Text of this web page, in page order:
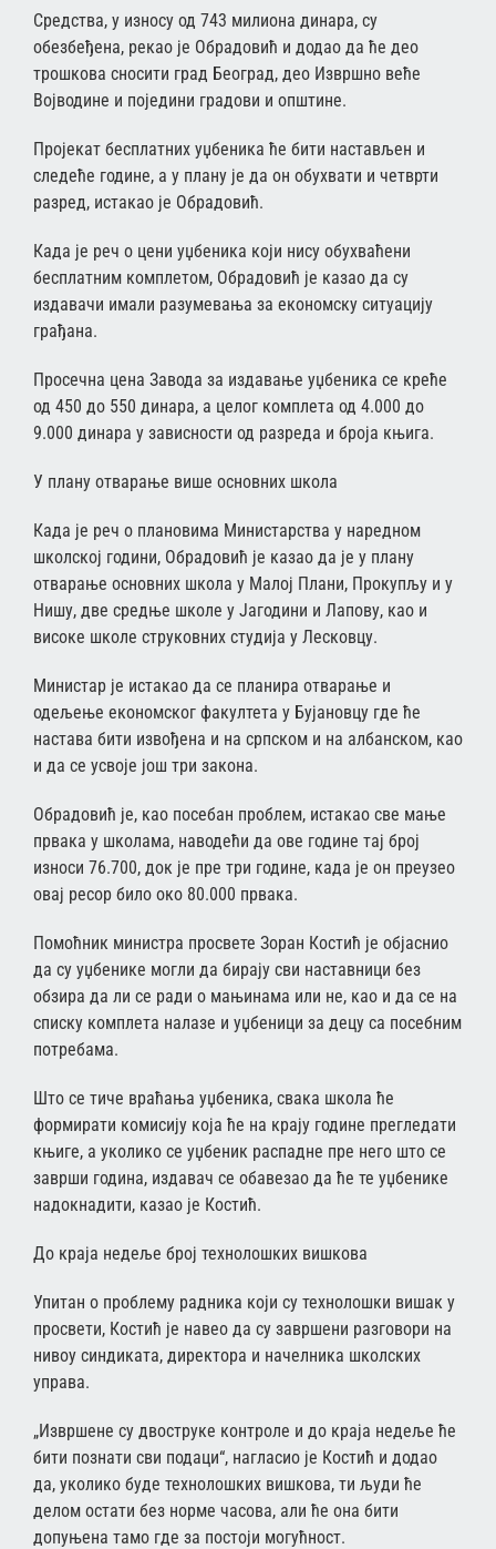
Средства, у износу од 743 милиона динара, су
обезбеђена, рекао је Обрадовић и додао да ће део
трошкова сносити град Београд, део Извршно веће
Војводине и поједини градови и општине.
Пројекат бесплатних уџбеника ће бити настављен и
следеће године, а у плану је да он обухвати и четврти
разред, истакао је Обрадовић.
Када је реч о цени уџбеника који нису обухваћени
бесплатним комплетом, Обрадовић је казао да су
издавачи имали разумевања за економску ситуацију
грађана.
Просечна цена Завода за издавање уџбеника се креће
од 450 до 550 динара, а целог комплета од 4.000 до
9.000 динара у зависности од разреда и броја књига.
У плану отварање више основних школа
Када је реч о плановима Министарства у наредном
школској години, Обрадовић је казао да је у плану
отварање основних школа у Малој Плани, Прокупљу и у
Нишу, две средње школе у Јагодини и Лапову, као и
високе школе струковних студија у Лесковцу.
Министар је истакао да се планира отварање и
одељење економског факултета у Бујановцу где ће
настава бити извођена и на српском и на албанском, као
и да се усвоје још три закона.
Обрадовић је, као посебан проблем, истакао све мање
првака у школама, наводећи да ове године тај број
износи 76.700, док је пре три године, када је он преузео
овај ресор било око 80.000 првака.
Помоћник министра просвете Зоран Костић је објаснио
да су уџбенике могли да бирају сви наставници без
обзира да ли се ради о мањинама или не, као и да се на
списку комплета налазе и уџбеници за децу са посебним
потребама.
Што се тиче враћања уџбеника, свака школа ће
формирати комисију која ће на крају године прегледати
књиге, а уколико се уџбеник распадне пре него што се
заврши година, издавач се обавезао да ће те уџбенике
надокнадити, казао је Костић.
До краја недеље број технолошких вишкова
Упитан о проблему радника који су технолошки вишак у
просвети, Костић је навео да су завршени разговори на
нивоу синдиката, директора и начелника школских
управа.
„Извршене су двоструке контроле и до краја недеље ће
бити познати сви подаци“, нагласио је Костић и додао
да, уколико буде технолошких вишкова, ти људи ће
делом остати без норме часова, али ће она бити
допуњена тамо где за постоји могућност.